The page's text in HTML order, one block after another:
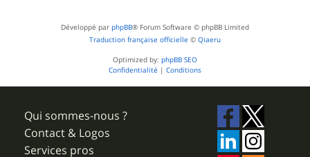
Développé par phpBB® Forum Software © phpBB Limited
Traduction française officielle © Qiaeru
Optimized by: phpBB SEO
Confidentialité | Conditions
Qui sommes-nous ?
Contact & Logos
Services pros